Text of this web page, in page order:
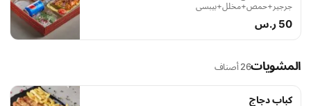
جرجير+حمص+مخلل+بيبسي
50 ر.س
المشويات26 أصناف
كباب دجاج